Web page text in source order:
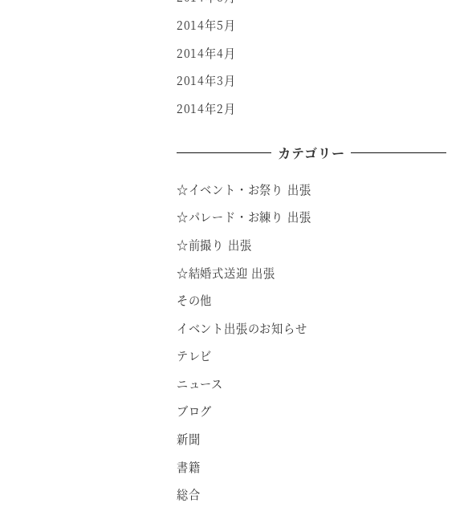
2014年5月
2014年4月
2014年3月
2014年2月
カテゴリー
☆イベント・お祭り 出張
☆パレード・お練り 出張
☆前撮り 出張
☆結婚式送迎 出張
その他
イベント出張のお知らせ
テレビ
ニュース
ブログ
新聞
書籍
総合